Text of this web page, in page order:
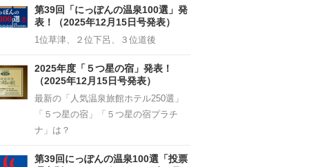
Channel
第39回「にっぽんの温泉100選」発
表！（2025年12月15日号発表）
1位草津、２位下呂、３位道後
2025年度「５つ星の宿」発表！
（2025年12月15日号発表）
最新の「人気温泉旅館ホテル250選」
「５つ星の宿」「５つ星の宿プラチ
ナ」は？
第39回にっぽんの温泉100選「投票